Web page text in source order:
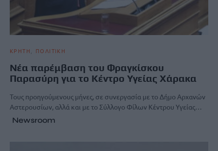
ΚΡΗΤΗ ΠΟΛΙΤΙΚΗ
Νέα παρέμβαση του Φραγκίσκου
Παρασύρη για το Κέντρο Υγείας Χάρακα
Τους προηγούμενους μήνες, σε συνεργασία με το Δήμο Αρχανών
Αστερουσίων, αλλά και με το Σύλλογο Φίλων Κέντρου Υγείας…
Newsroom